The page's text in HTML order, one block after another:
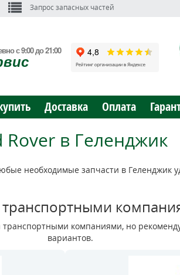
Запрос запасных частей
с 9:00 до 21:00
Доставка Оплата
Rover в Геленджик
необходимые запчасти в Геленджик
транспортными
компаниями, но
вариантов.